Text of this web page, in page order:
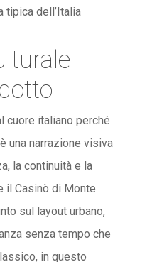
tipica dell’Italia
cuore italiano perché
una narrazione visiva
la continuità e la
il Casinò di Monte
sul layout urbano,
senza tempo che
in questo